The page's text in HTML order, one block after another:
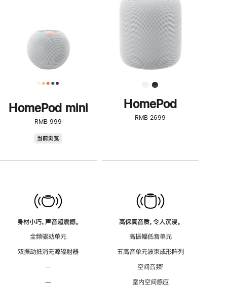
HomePod mini
RMB 999
当前浏览
身材小巧，声音超震撼。
全频驱动单元
双振动抵消无源辐射器
—
—
了
解
HomePod<
HomePod
RMB 2699
高保真音质，令人沉浸。
高振幅低音单元
五高音单元波束成形阵列
空间音频脚
¹
室内空间感应